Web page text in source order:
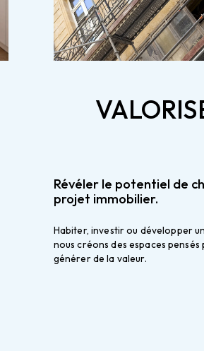
Révéler le potentiel de
projet immobilier.
Habiter, investir ou développer
nous créons des espaces
générer de la valeur.